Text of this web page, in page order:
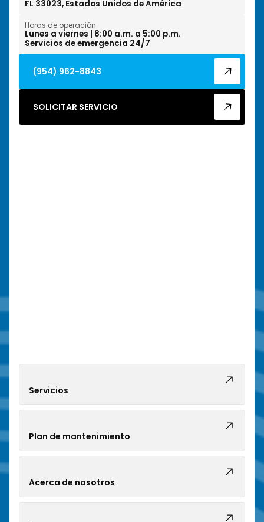
FL 33023, Estados Unidos de América
Horas de operación
Lunes a viernes | 8:00 a.m. a 5:00 p.m.
Servicios de emergencia 24/7
(954) 962-8843
SOLICITAR SERVICIO
Servicios
Plan de mantenimiento
Acerca de nosotros